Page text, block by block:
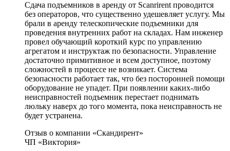
Сдача подъемников в аренду от Scanrirent проводится
без операторов, что существенно удешевляет услугу. Мы
брали в аренду телескопические подъемники для
проведения внутренних работ на складах. Нам инженер
провел обучающий короткий курс по управлению
агрегатом и инструктаж по безопасности. Управление
достаточно примитивное и всем доступное, поэтому
сложностей в процессе не возникает. Система
безопасности работает так, что без посторонней помощи
оборудование не упадет. При появлении каких-либо
неисправностей подъемник перестает поднимать
люльку наверх до того момента, пока неисправность не
будет устранена.
Отзыв о компании «Скандирент»
ЧП «Виктория»